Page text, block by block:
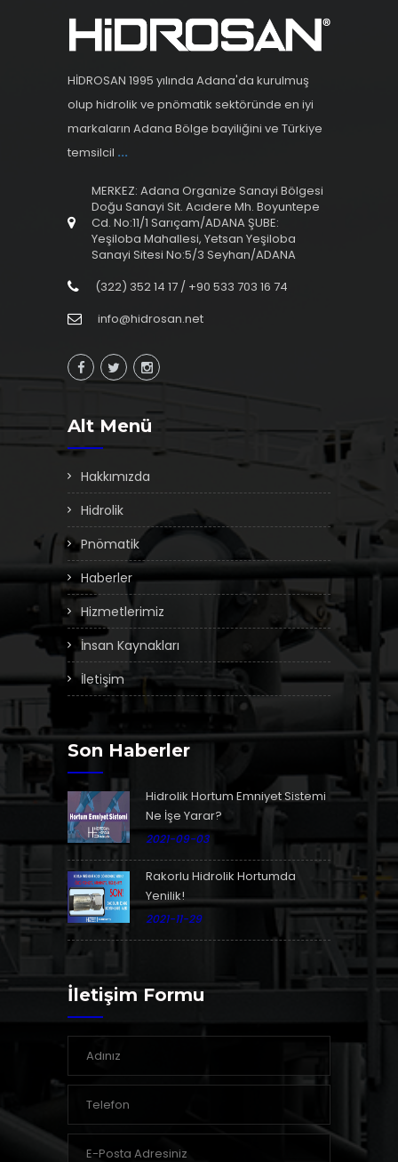
HİDROSAN 1995 yılında Adana'da kurulmuş
olup hidrolik ve pnömatik sektöründe en iyi
markaların Adana Bölge bayiliğini ve Türkiye
temsilcil ...
MERKEZ: Adana Organize Sanayi Bölgesi
Doğu Sanayi Sit. Acıdere Mh. Boyuntepe
Cd. No:11/1 Sarıçam/ADANA ŞUBE:
Yeşiloba Mahallesi, Yetsan Yeşiloba
Sanayi Sitesi No:5/3 Seyhan/ADANA
(322) 352 14 17 / +90 533 703 16 74
info@hidrosan.net
Alt Menü
Hakkımızda
Hidrolik
Pnömatik
Haberler
Hizmetlerimiz
İnsan Kaynakları
İletişim
Son Haberler
Hidrolik Hortum Emniyet Sistemi
Ne İşe Yarar?
2021-09-03
Rakorlu Hidrolik Hortumda
Yenilik!
2021-11-29
İletişim Formu